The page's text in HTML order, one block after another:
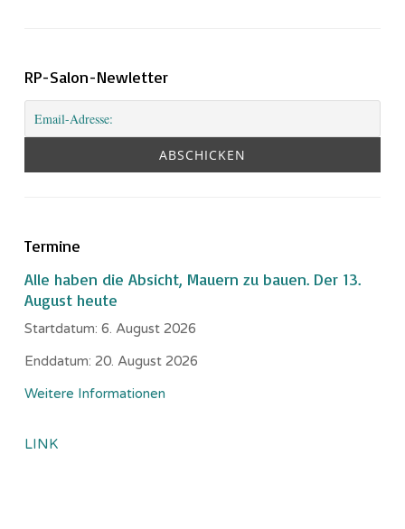
RP-Salon-Newletter
Termine
Alle haben die Absicht, Mauern zu bauen. Der 13.
August heute
Startdatum: 6. August 2026
Enddatum: 20. August 2026
Weitere Informationen
LINK